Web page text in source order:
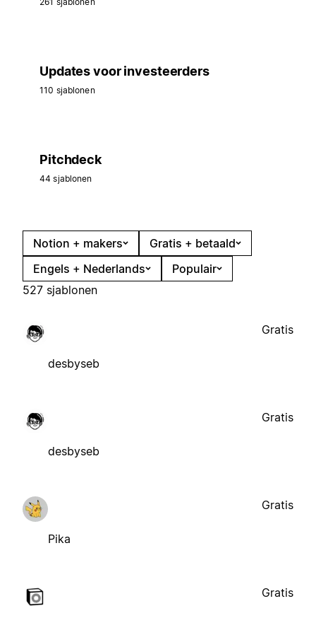
Updates voor investeerders
110 sjablonen
Pitchdeck
44 sjablonen
Notion + makers
Gratis + betaald
Engels + Nederlands
Populair
527 sjablonen
desbyseb
Gratis
desbyseb
Gratis
Pika
Gratis
Gratis